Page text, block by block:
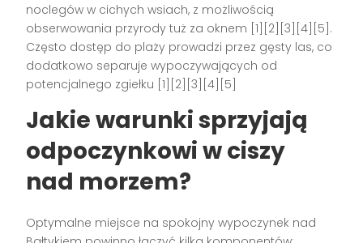
noclegów w cichych wsiach, z możliwością
obserwowania przyrody tuż za oknem [1][2][3][4][5].
Często dostęp do plaży prowadzi przez gęsty las, co
dodatkowo separuje wypoczywających od
potencjalnego zgiełku [1][2][3][4][5]
Jakie warunki sprzyjają
odpoczynkowi w ciszy
nad morzem?
Optymalne miejsce na spokojny wypoczynek nad